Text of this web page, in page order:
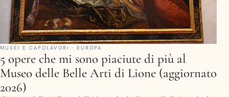
MUSEI E CAPOLAVORI · EUROPA
5 opere che mi sono piaciute di più al
Museo delle Belle Arti di Lione (aggiornato
2026)